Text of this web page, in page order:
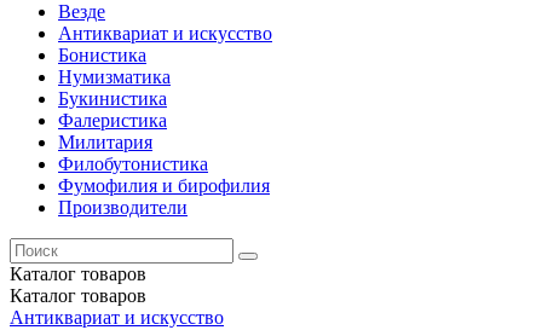
Везде
Антиквариат и искусство
Бонистика
Нумизматика
Букинистика
Фалеристика
Милитария
Филобутонистика
Фумофилия и бирофилия
Производители
Каталог товаров
Каталог товаров
Антиквариат и искусство